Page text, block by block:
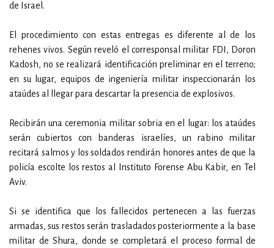
de Israel.
El procedimiento con estas entregas es diferente al de los
rehenes vivos. Según reveló el corresponsal militar FDI, Doron
Kadosh, no se realizará identificación preliminar en el terreno;
en su lugar, equipos de ingeniería militar inspeccionarán los
ataúdes al llegar para descartar la presencia de explosivos.
Recibirán una ceremonia militar sobria en el lugar: los ataúdes
serán cubiertos con banderas israelíes, un rabino militar
recitará salmos y los soldados rendirán honores antes de que la
policía escolte los restos al Instituto Forense Abu Kabir, en Tel
Aviv.
Si se identifica que los fallecidos pertenecen a las fuerzas
armadas, sus restos serán trasladados posteriormente a la base
militar de Shura, donde se completará el proceso formal de